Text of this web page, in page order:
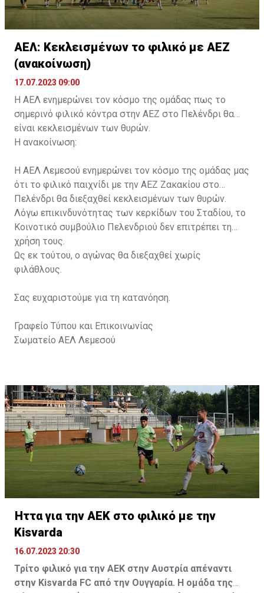
ΑΕΛ: Κεκλεισμένων το φιλικό με ΑΕΖ
(ανακοίνωση)
17.07.2023 09:00
Η ΑΕΛ ενημερώνει τον κόσμο της ομάδας πως το
σημερινό φιλικό κόντρα στην ΑΕΖ στο Πελένδρι θα
είναι κεκλεισμένων των θυρών.
Η ανακοίνωση:
Η ΑΕΛ Λεμεσού ενημερώνει τον κόσμο της ομάδας μας
ότι το φιλικό παιχνίδι με την ΑΕΖ Ζακακίου στο
Πελένδρι θα διεξαχθεί κεκλεισμένων των θυρών.
Λόγω επικινδυνότητας των κερκίδων του Σταδίου, το
Κοινοτικό συμβούλιο Πελενδριού δεν επιτρέπει τη
χρήση τους.
Ως εκ τούτου, ο αγώνας θα διεξαχθεί χωρίς
φιλάθλους.
Σας ευχαριστούμε για τη κατανόηση.
Γραφείο Τύπου και Επικοινωνίας
Σωματείο ΑΕΛ Λεμεσού
Ήττα για την ΑΕΚ στο φιλικό με την
Kisvarda
16.07.2023 20:30
Τρίτο φιλικό για την ΑΕΚ στην Αυστρία απέναντι
στην Kisvarda FC από την Ουγγαρία. Η ομάδα της